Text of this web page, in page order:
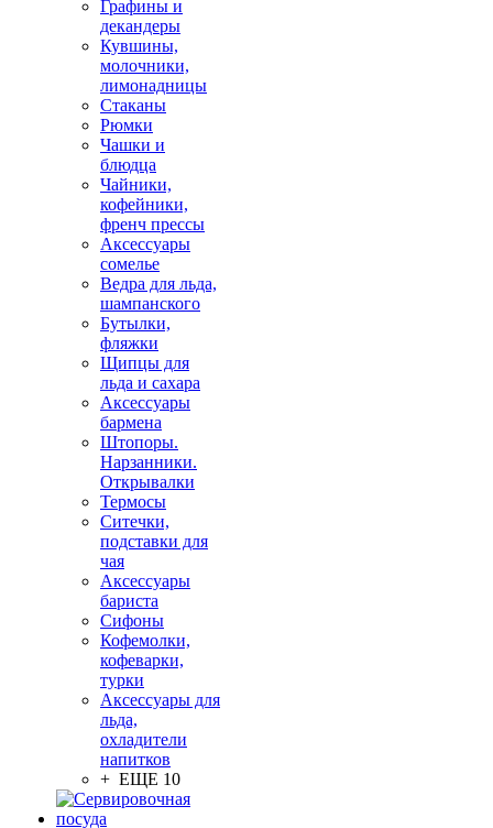
Графины и
декандеры
Кувшины,
молочники,
лимонадницы
Стаканы
Рюмки
Чашки и
блюдца
Чайники,
кофейники,
френч прессы
Аксессуары
сомелье
Ведра для льда,
шампанского
Бутылки,
фляжки
Щипцы для
льда и сахара
Аксессуары
бармена
Штопоры.
Нарзанники.
Открывалки
Термосы
Ситечки,
подставки для
чая
Аксессуары
бариста
Сифоны
Кофемолки,
кофеварки,
турки
Аксессуары для
льда,
охладители
напитков
+ ЕЩЕ 10